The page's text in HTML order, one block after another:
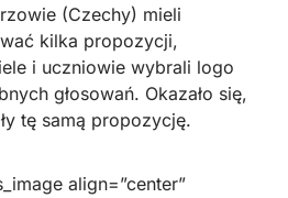
(Czechy) mieli
kilka propozycji,
i uczniowie wybrali logo
głosowań. Okazało się,
tę samą propozycję.
align=”center”